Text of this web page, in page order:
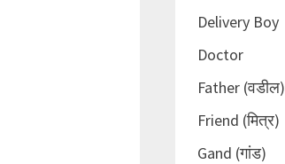
Delivery Boy
Doctor
Father (वडील)
Friend (मित्र)
Gand (गांड)